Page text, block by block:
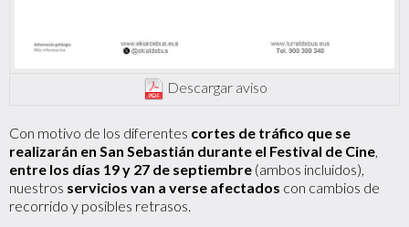
Descargar aviso
Con motivo de los diferentes cortes de tráfico que se
realizarán en San Sebastián durante el Festival de Cine,
entre los días 19 y 27 de septiembre (ambos incluidos),
nuestros servicios van a verse afectados con cambios de
recorrido y posibles retrasos.